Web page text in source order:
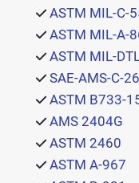
SẢN PHẨM
CÔNG NGHỆ
ĐO LƯỜNG
ASTM MIL-C-
ASTM MIL-A-
ASTM MIL-
SAE-AMS-C-
ASTM B733-
AMS 2404G
ASTM 2460
ASTM A-967